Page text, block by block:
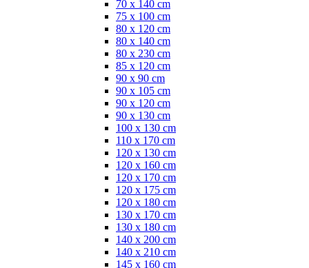
70 x 140 cm
75 x 100 cm
80 x 120 cm
80 x 140 cm
80 x 230 cm
85 x 120 cm
90 x 90 cm
90 x 105 cm
90 x 120 cm
90 x 130 cm
100 x 130 cm
110 x 170 cm
120 x 130 cm
120 x 160 cm
120 x 170 cm
120 x 175 cm
120 x 180 cm
130 x 170 cm
130 x 180 cm
140 x 200 cm
140 x 210 cm
145 x 160 cm